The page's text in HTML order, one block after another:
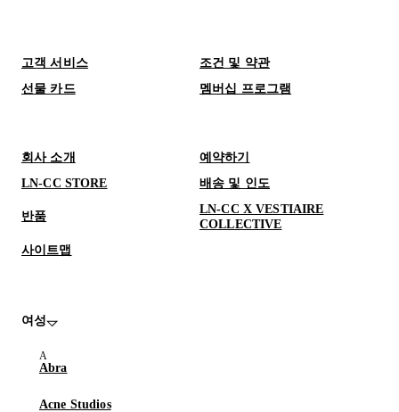
고객 서비스
조건 및 약관
선물 카드
멤버십 프로그램
회사 소개
예약하기
LN-CC STORE
배송 및 인도
반품
LN-CC X VESTIAIRE
COLLECTIVE
사이트맵
여성
Abra
Acne Studios